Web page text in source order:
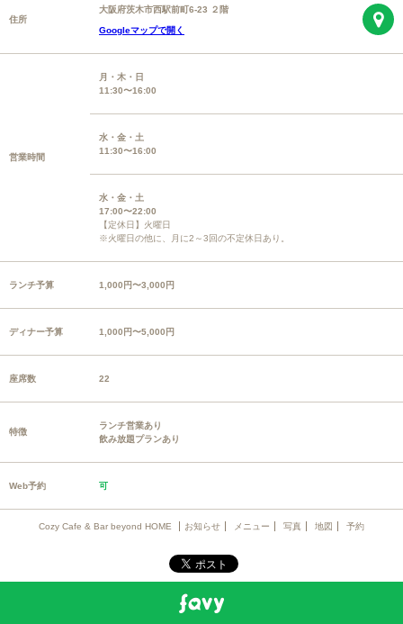
住所
大阪府茨木市西駅前町6-23 ２階
Googleマップで開く
営業時間
月・木・日
11:30〜16:00
水・金・土
11:30〜16:00
水・金・土
17:00〜22:00
【定休日】火曜日
※火曜日の他に、月に2～3回の不定休日あり。
ランチ予算 1,000円〜3,000円
ディナー予算 1,000円〜5,000円
座席数 22
特徴
ランチ営業あり
飲み放題プランあり
Web予約 可
Cozy Cafe & Bar beyond HOME お知らせ メニュー 写真 地図 予約